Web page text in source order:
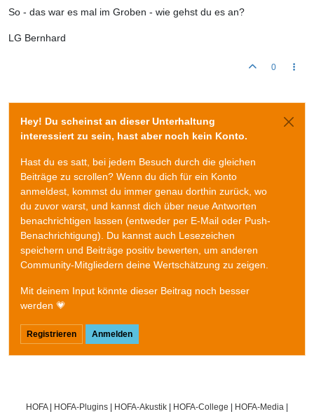
So - das war es mal im Groben - wie gehst du es an?
LG Bernhard
0
Hey! Du scheinst an dieser Unterhaltung
interessiert zu sein, hast aber noch kein Konto.
Hast du es satt, bei jedem Besuch durch die gleichen
Beiträge zu scrollen? Wenn du dich für ein Konto
anmeldest, kommst du immer genau dorthin zurück, wo
du zuvor warst, und kannst dich über neue Antworten
benachrichtigen lassen (entweder per E-Mail oder Push-
Benachrichtigung). Du kannst auch Lesezeichen
speichern und Beiträge positiv bewerten, um anderen
Community-Mitgliedern deine Wertschätzung zu zeigen.
Mit deinem Input könnte dieser Beitrag noch besser
werden 💗
Registrieren Anmelden
HOFA| HOFA-Plugins HOFA-Akustik HOFA-College HOFA-Media